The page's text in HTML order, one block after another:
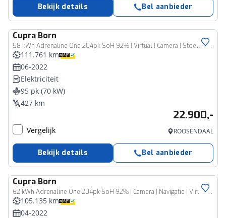
Bekijk details Bel aanbieder
Cupra Born
58 kWh Adrenaline One 204pk SoH 92% | Virtual | Camera | Stoelverwarming | LED | Carplay | Navi | Keyless |
111.761 km
06-2022
Elektriciteit
95 pk (70 kW)
427 km
22.900,-
Vergelijk ROOSENDAAL
Bekijk details Bel aanbieder
Cupra Born
62 kWh Adrenaline One 204pk SoH 92% | Camera | Navigatie | Virtual | Carplay | Stoelverwarming | Climate | ACC
105.135 km
04-2022